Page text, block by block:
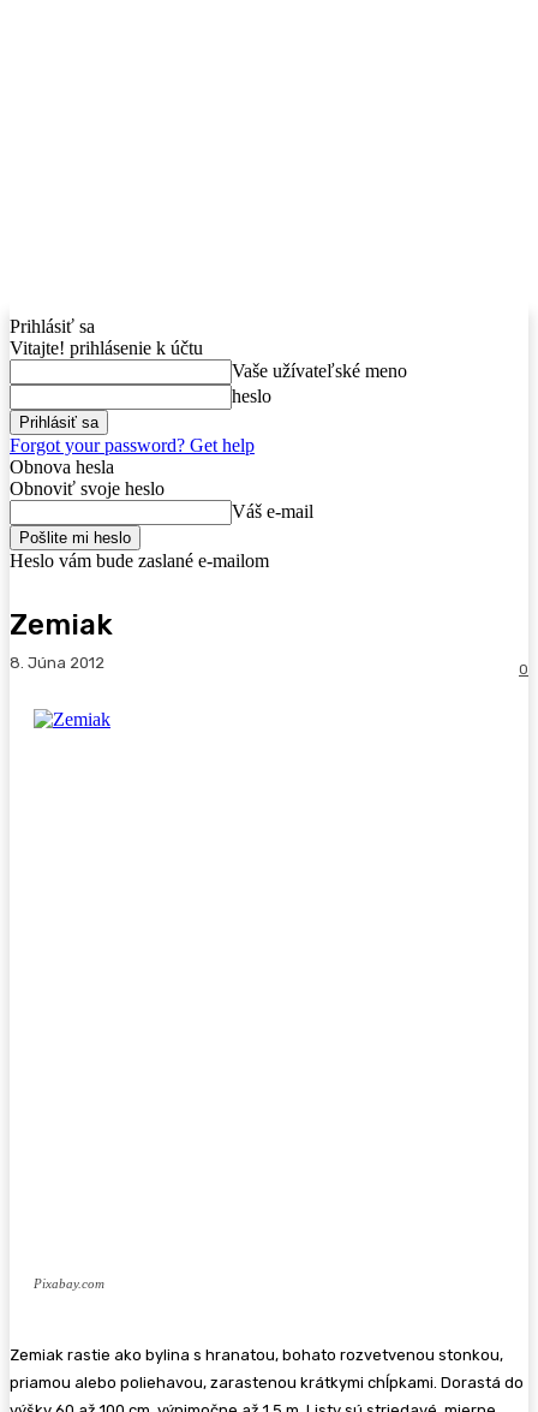
Prihlásiť sa
Vitajte! prihlásenie k účtu
Vaše užívateľské meno
heslo
Forgot your password? Get help
Obnova hesla
Obnoviť svoje heslo
Váš e-mail
Heslo vám bude zaslané e-mailom
Zemiak
8. Júna 2012 0
Pixabay.com
Zemiak rastie ako bylina s hranatou, bohato rozvetvenou stonkou,
priamou alebo poliehavou, zarastenou krátkymi chĺpkami. Dorastá do